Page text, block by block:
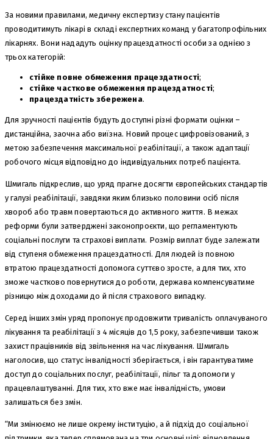
За новими правилами, медичну експертизу стану пацієнтів
проводитимуть лікарі в складі експертних команд у багатопрофільних
лікарнях. Вони нададуть оцінку працездатності особи за однією з
трьох категорій:
стійке повне обмеження працездатності;
стійке часткове обмеження працездатності;
працездатність збережена.
Для зручності пацієнтів будуть доступні різні формати оцінки –
дистанційна, заочна або виїзна. Новий процес цифровізований, з
метою забезпечення максимальної реабілітації, а також адаптації
робочого місця відповідно до індивідуальних потреб пацієнта.
Шмигаль підкреслив, що уряд прагне досягти європейських стандартів
у галузі реабілітації, завдяки яким близько половини осіб після
хвороб або травм повертаються до активного життя. В межах
реформи були затверджені законопроєкти, що регламентують
соціальні послуги та страхові виплати. Розмір виплат буде залежати
від ступеня обмеження працездатності. Для людей із повною
втратою працездатності допомога суттєво зросте, а для тих, хто
зможе частково повернутися до роботи, держава компенсуватиме
різницю між доходами до й після страхового випадку.
Серед інших змін уряд пропонує продовжити тривалість оплачуваного
лікування та реабілітації з 4 місяців до 1,5 року, забезпечивши також
захист працівників від звільнення на час лікування. Шмигаль
наголосив, що статус інвалідності зберігається, і він гарантуватиме
доступ до соціальних послуг, реабілітації, пільг та допомоги у
працевлаштуванні. Для тих, хто вже має інвалідність, умови
залишаться без змін.
“Ми змінюємо не лише окрему інституцію, а й підхід до соціальної